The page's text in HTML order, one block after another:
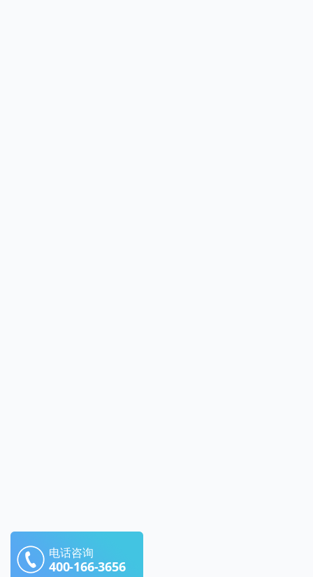
电话咨询
400-166-3656